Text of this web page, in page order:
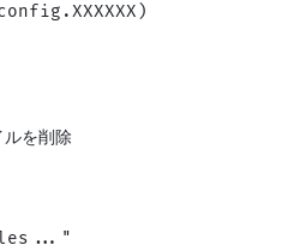
を削除